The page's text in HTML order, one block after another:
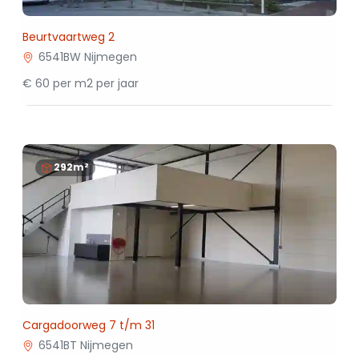
Beurtvaartweg 2
6541BW Nijmegen
€ 60 per m2 per jaar
292m²
Cargadoorweg 7 t/m 31
6541BT Nijmegen